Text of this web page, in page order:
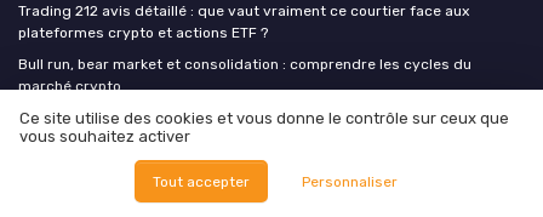
Trading 212 avis détaillé : que vaut vraiment ce courtier face aux
plateformes crypto et actions ETF ?
Bull run, bear market et consolidation : comprendre les cycles du
marché crypto
Comment optimiser le staking d’USDT pour un portefeuille crypto
vraiment diversifié
Crypto insiders
Ce site utilise des cookies et vous donne le contrôle sur ceux que
vous souhaitez activer
Tout accepter Personnaliser